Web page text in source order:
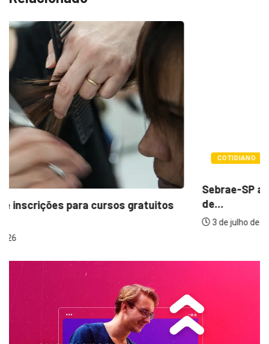
COTIDIANO
Sebrae-SP abre inscrições para curso gratuito
de...